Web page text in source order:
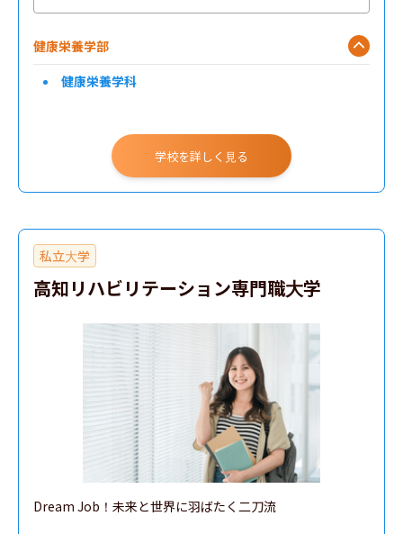
健康栄養学部
健康栄養学科
学校を詳しく見る
私立大学
高知リハビリテーション専門職大学
Dream Job！未来と世界に羽ばたく二刀流